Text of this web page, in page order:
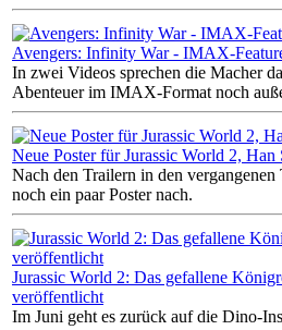
Avengers: Infinity War - IMAX-
In zwei Videos sprechen die Macher
Abenteuer im IMAX-Format noch
Neue Poster für Jurassic World 2,
Nach den Trailern in den vergangenen
noch ein paar Poster nach.
Jurassic World 2: Das gefallene
veröffentlicht
Im Juni geht es zurück auf die Dino-